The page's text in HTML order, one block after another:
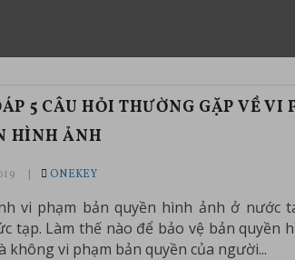
5 CÂU HỎI THƯỜNG GẶP VỀ VI
HÌNH ẢNH
ONEKEY
vi phạm bản quyền hình ảnh ở nước
tạp. Làm thế nào để bảo vệ bản quyền
không vi phạm bản quyền của người...